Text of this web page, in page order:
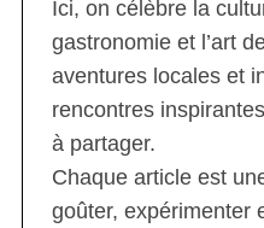
Ici, on célèbre la
gastronomie et l’art
aventures locales et
rencontres
à partager.
Chaque article est
goûter, expérimenter